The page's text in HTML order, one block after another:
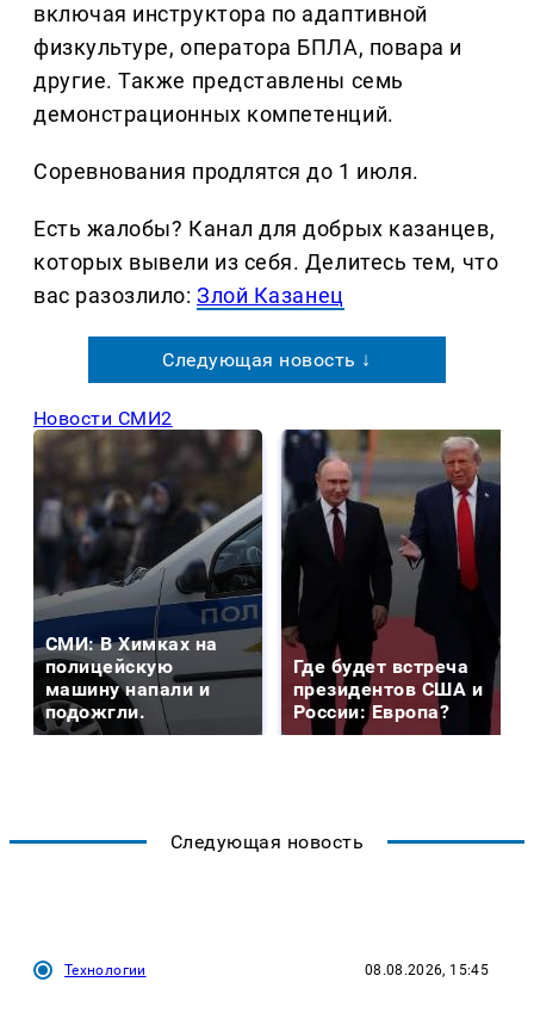
включая инструктора по адаптивной
физкультуре, оператора БПЛА, повара и
другие. Также представлены семь
демонстрационных компетенций.
Соревнования продлятся до 1 июля.
Есть жалобы? Канал для добрых казанцев,
которых вывели из себя. Делитеcь тем, что
вас разозлило:Злой Казанец
Следующая новость ↓
Новости СМИ2
СМИ: В Химках на
полицейскую
машину напали и
подожгли.
Где будет встреча
президентов США и
России: Европа?
Следующая новость
Технологии 08.08.2026, 15:45